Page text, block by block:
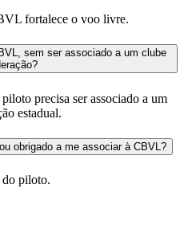
fortalece o voo livre.
sem ser associado a um clube
precisa ser associado a um
estadual.
obrigado a me associar à CBVL?
do piloto.